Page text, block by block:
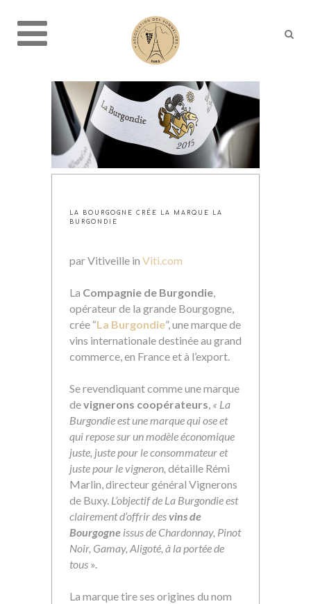
LA BOURGOGNE CRÉE LA MARQUE LA
BURGONDIE
par Vitiveille in Viti.com
La Compagnie de Burgondie,
opérateur de la grande Bourgogne,
crée “La Burgondie”, une marque de
vins internationale destinée au grand
commerce, en France et à l’export.
Se revendiquant comme une marque
devignerons coopérateurs, « La
Burgondie est une marque qui ose et
qui repose sur un modèle économique
juste, juste pour le consommateur et
juste pour le vigneron, détaille Rémi
Marlin, directeur général Vignerons
de Buxy. L’objectif de La Burgondie est
clairement d’offrir desvins de
Bourgogne issus de Chardonnay, Pinot
Noir, Gamay, Aligoté, à la portée de
tous ».
La marque tire ses origines du nom